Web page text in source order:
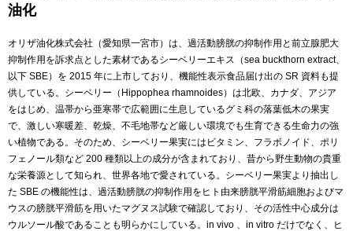
油化
オリザ油化株式会社（愛知県一宮市）は、過活動膀胱の抑制作用と前立腺肥大
抑制作用を訴求点とした素材であるシーベリーエキス（sea buckthorn extract、
以下 SBE）を 2015 年に上市しており、機能性表示食品届け出の SR 資料も提
供している。シーベリー（Hippophea rhamnoides）は北欧、カナダ、アジア
をはじめ、温帯から亜寒帯で広範囲に生息しているグミ科の落葉低木の果実
で、激しい寒暖差、乾燥、不毛地帯など厳しい環境でも生育できる生命力の強
い植物である。そのため、シーベリー果実にはビタミン、フラボノイド、ポリ
フェノール類など 200 種類以上の成分が含まれており、昔から野生動物の貴重
な栄養源として知られ、世界各地で愛されている。シーベリー果実より抽出し
た SBE の機能性は、過活動膀胱の抑制作用をヒト由来膀胱平滑筋細胞およびマ
ウスの膀胱平滑筋を用いたマグヌス試験で確認しており、その活性中心成分は
ウルソール酸であることも明らかにしている。in vivo 、in vitro だけでなく、ヒ